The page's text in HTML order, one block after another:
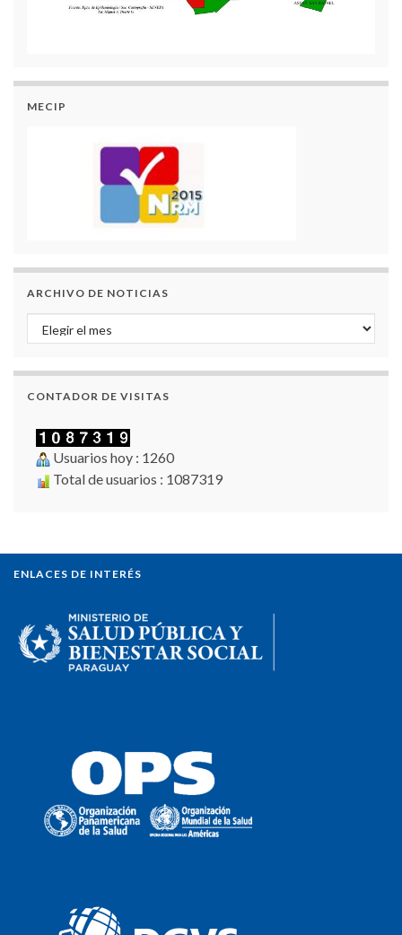
MECIP
ARCHIVO DE NOTICIAS
Archivo de Noticias
CONTADOR DE VISITAS
Usuarios hoy : 1260
Total de usuarios : 1087319
ENLACES DE INTERÉS